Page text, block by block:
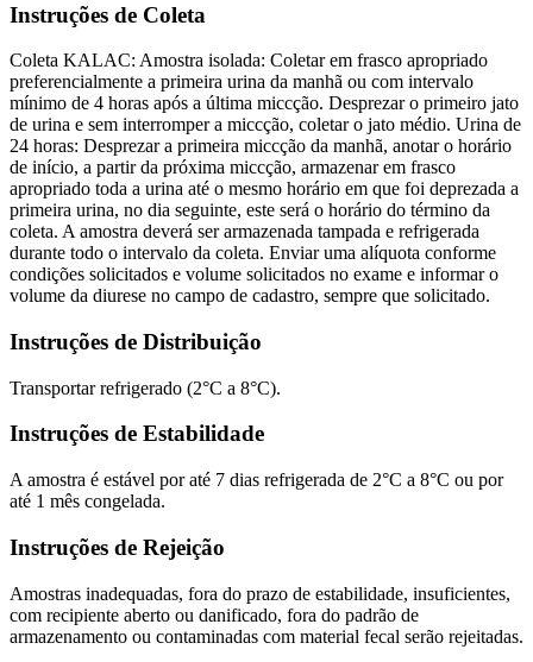
Instruções de Coleta
Coleta KALAC: Amostra isolada: Coletar em frasco apropriado
preferencialmente a primeira urina da manhã ou com intervalo
mínimo de 4 horas após a última miccção. Desprezar o primeiro jato
de urina e sem interromper a miccção, coletar o jato médio. Urina de
24 horas: Desprezar a primeira miccção da manhã, anotar o horário
de início, a partir da próxima miccção, armazenar em frasco
apropriado toda a urina até o mesmo horário em que foi deprezada a
primeira urina, no dia seguinte, este será o horário do término da
coleta. A amostra deverá ser armazenada tampada e refrigerada
durante todo o intervalo da coleta. Enviar uma alíquota conforme
condições solicitados e volume solicitados no exame e informar o
volume da diurese no campo de cadastro, sempre que solicitado.
Instruções de Distribuição
Transportar refrigerado (2°C a 8°C).
Instruções de Estabilidade
A amostra é estável por até 7 dias refrigerada de 2°C a 8°C ou por
até 1 mês congelada.
Instruções de Rejeição
Amostras inadequadas, fora do prazo de estabilidade, insuficientes,
com recipiente aberto ou danificado, fora do padrão de
armazenamento ou contaminadas com material fecal serão rejeitadas.